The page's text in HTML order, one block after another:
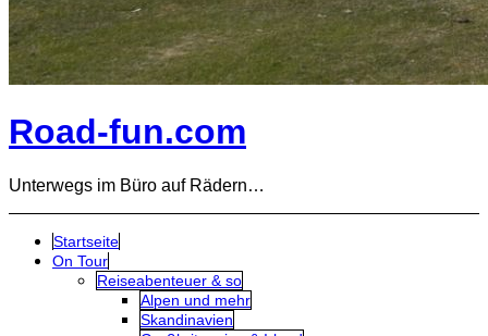
Road-fun.com
Unterwegs im Büro auf Rädern…
Startseite
On Tour
Reiseabenteuer & so
Alpen und mehr
Skandinavien